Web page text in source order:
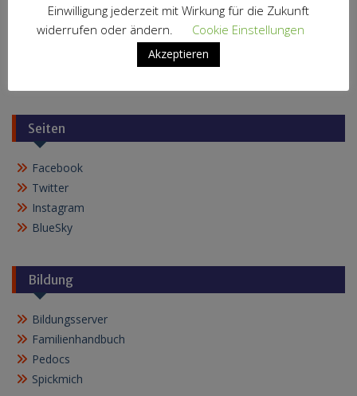
Seiten
Facebook
Twitter
Instagram
BlueSky
Bildung
Bildungsserver
Familienhandbuch
Pedocs
Spickmich
Einwilligung jederzeit mit Wirkung für die Zukunft
widerrufen oder ändern.
Cookie Einstellungen
Akzeptieren